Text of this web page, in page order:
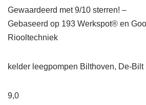
Gewaardeerd met 9/10 sterren! –
Gebaseerd op 193 Werkspot® en
Riooltechniek
kelder leegpompen Bilthoven, De-Bilt
9,0